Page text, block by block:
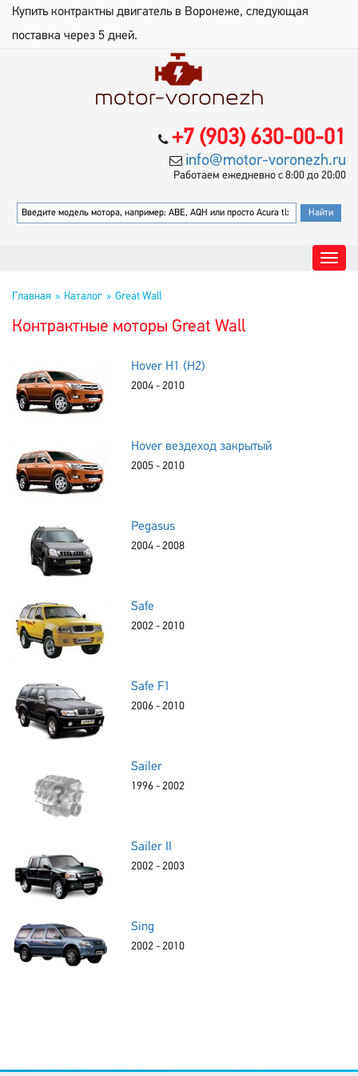
Купить контрактны двигатель в Воронеже, следующая
поставка через 5 дней.
+7 (903) 630-00-01
info@motor-voronezh.ru
Работаем ежедневно с 8:00 до 20:00
Главная Каталог Great Wall
Контрактные моторы Great Wall
Hover H1 (H2)
2004 - 2010
Hover вездеход закрытый
2005 - 2010
Pegasus
2004 - 2008
Safe
2002 - 2010
Safe F1
2006 - 2010
Sailer
1996 - 2002
Sailer II
2002 - 2003
Sing
2002 - 2010